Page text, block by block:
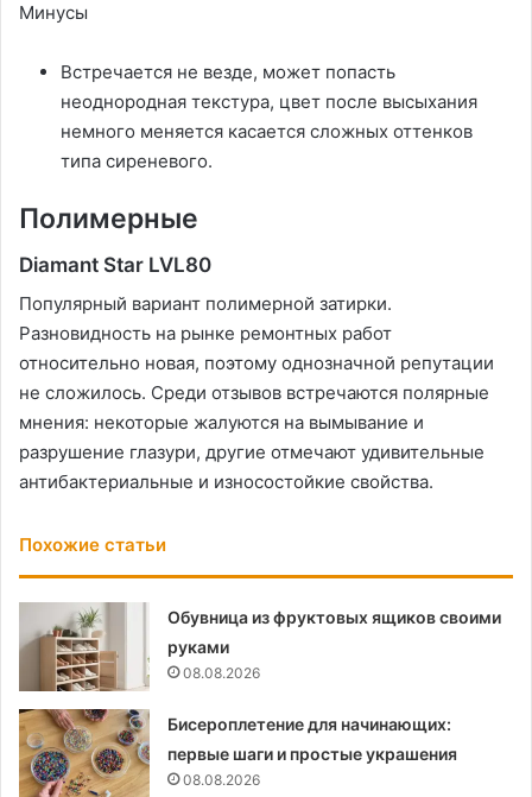
Минусы
Встречается не везде, может попасть
неоднородная текстура, цвет после высыхания
немного меняется касается сложных оттенков
типа сиреневого.
Полимерные
Diamant Star LVL80
Популярный вариант полимерной затирки.
Разновидность на рынке ремонтных работ
относительно новая, поэтому однозначной репутации
не сложилось. Среди отзывов встречаются полярные
мнения: некоторые жалуются на вымывание и
разрушение глазури, другие отмечают удивительные
антибактериальные и износостойкие свойства.
Похожие статьи
Обувница из фруктовых ящиков своими
руками
08.08.2026
Бисероплетение для начинающих:
первые шаги и простые украшения
08.08.2026